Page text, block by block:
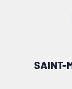
SAINT-